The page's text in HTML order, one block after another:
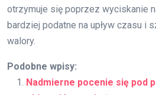
otrzymuje się poprzez wyciskanie
bardziej podatne na upływ czasu i
walory.
Podobne wpisy:
Nadmierne pocenie się pod